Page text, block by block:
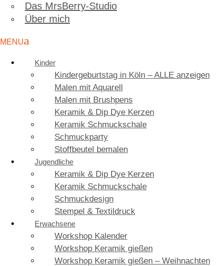
Das MrsBerry-Studio
Über mich
Kinder
Kindergeburtstag in Köln – ALLE anzeigen
Malen mit Aquarell
Malen mit Brushpens
Keramik & Dip Dye Kerzen
Keramik Schmuckschale
Schmuckparty
Stoffbeutel bemalen
Jugendliche
Keramik & Dip Dye Kerzen
Keramik Schmuckschale
Schmuckdesign
Stempel & Textildruck
Erwachsene
Workshop Kalender
Workshop Keramik gießen
Workshop Keramik gießen – Weihnachten